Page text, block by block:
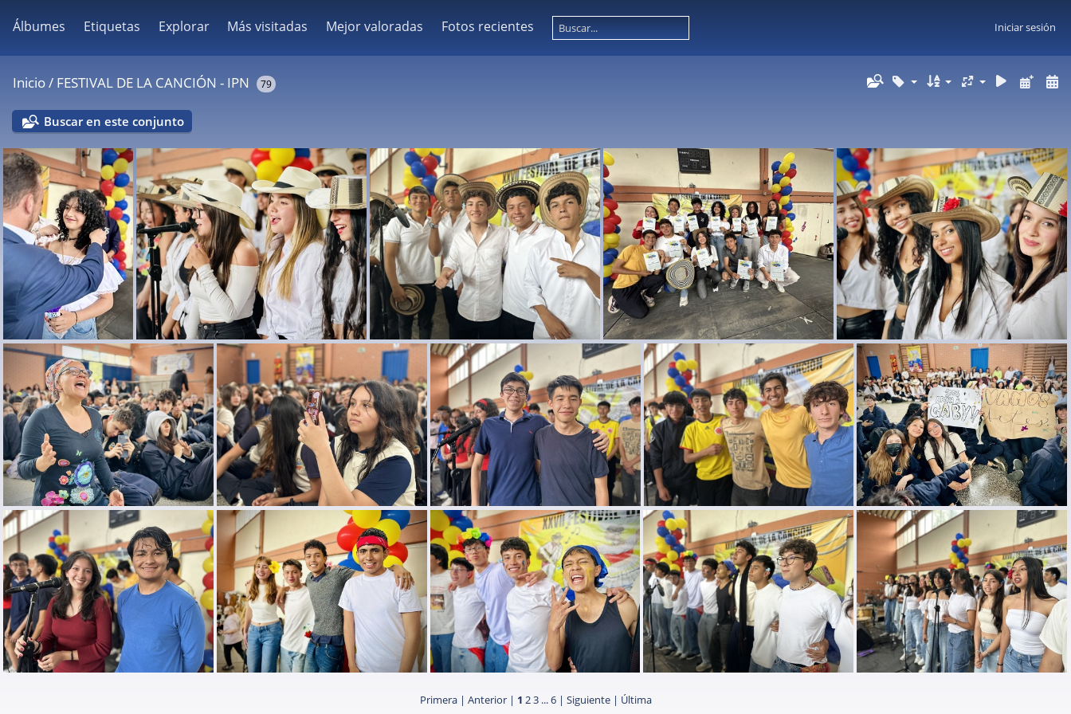
Álbumes Etiquetas Explorar Más visitadas Mejor valoradas Fotos recientes Iniciar sesión
Inicio/ FESTIVAL DE LA CANCIÓN - IPN 79
Buscar en este conjunto
festival cancion IPN 2025 (76) festival cancion IPN 2025 (75) festival cancion IPN 2025 (74) festival cancion IPN 2025 (73) festival cancion IPN 2025 (72)
festival cancion IPN 2025 (71) festival cancion IPN 2025 (70) festival cancion IPN 2025 (69) festival cancion IPN 2025 (68) festival cancion IPN 2025 (67)
Primera | Anterior | 1 23...6 | Siguiente | Última